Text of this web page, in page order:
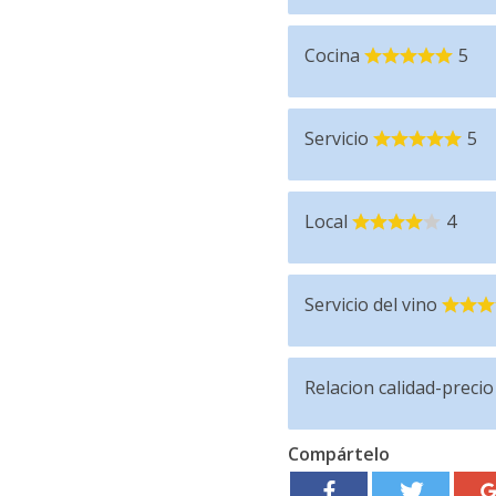
Cocina 5
Servicio 5
Local 4
Servicio del vino
Relacion calidad-precio
Compártelo